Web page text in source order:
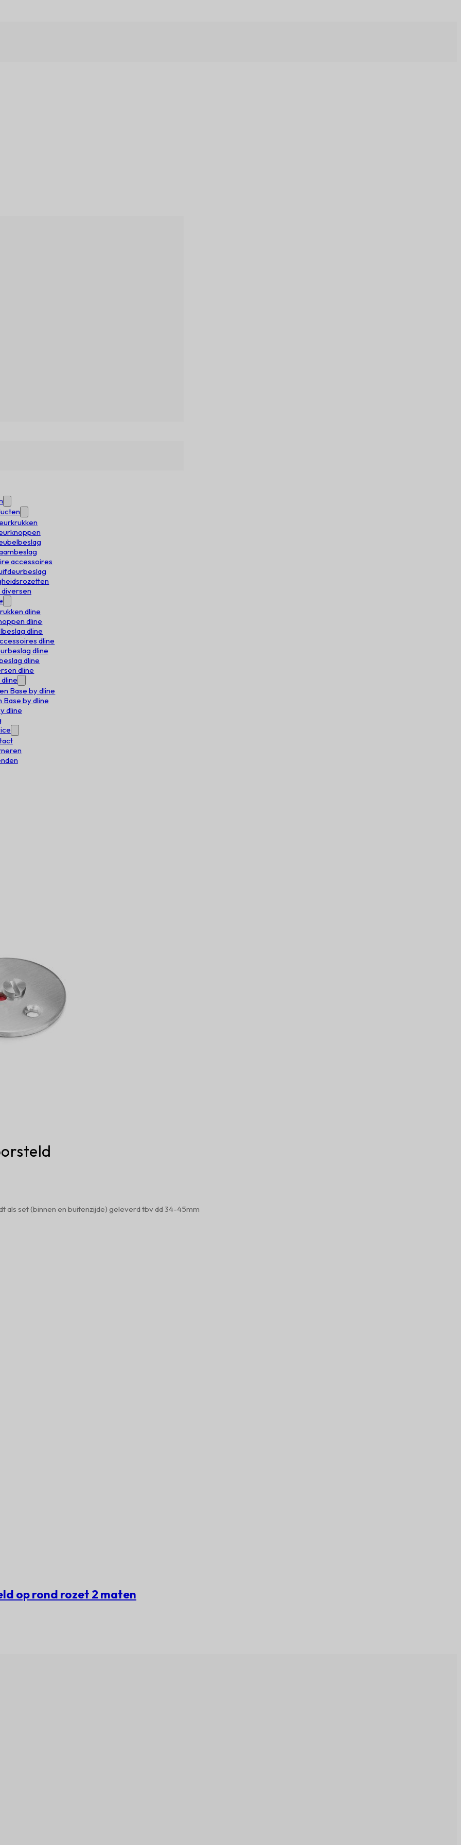
accessoires
diversen
dline
dline
dline
dline
dline
dline
dline
dline
Base by dline
Base by dline
dline
als set (binnen en buitenzijde) geleverd tbv dd 34-45mm
op rond rozet 2 maten